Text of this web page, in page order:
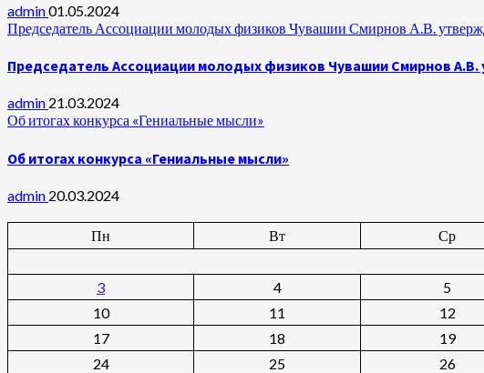
admin01.05.2024
Председатель Ассоциации молодых физиков Чувашии Смирнов А.В.
Председатель Ассоциации молодых физиков Чувашии Смирнов
admin 21.03.2024
Об итогах конкурса «Гениальные мысли»
Об итогах конкурса «Гениальные мысли»
admin 20.03.2024
Пн
Вт Ср
3
4 5
10
11 12
17
18 19
24
25 26